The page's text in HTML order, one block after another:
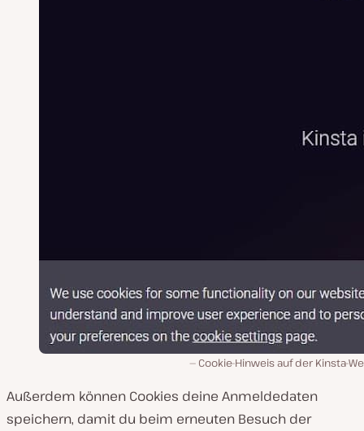
Cookie-Hinweis auf der Kinsta-
Außerdem können Cookies deine Anmeldedaten
speichern, damit du beim erneuten Besuch der